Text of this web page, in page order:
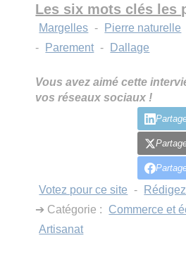
Les six mots clés les
Margelles - Pierre naturelle
-
Parement - Dallage
Vous avez aimé cette
vos réseaux sociaux !
Votez pour ce site -
➔ Catégorie :
Commerce et
Artisanat